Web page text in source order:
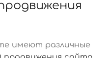
имеют различные